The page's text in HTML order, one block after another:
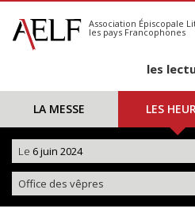
S'abonner
Calendrier
Association Épiscopale
les pays Francophones
les
LA MESSE LES
Le 6 juin 2024
Office des vêpres